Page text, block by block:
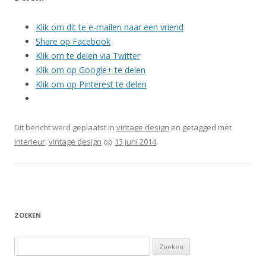
Klik om dit te e-mailen naar een vriend
Share op Facebook
Klik om te delen via Twitter
Klik om op Google+ te delen
Klik om op Pinterest te delen
Dit bericht werd geplaatst in vintage design en getagged met
interieur,vintage design op 13 juni 2014.
ZOEKEN